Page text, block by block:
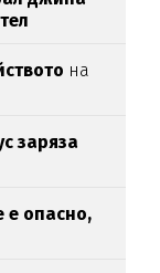
на
заряза
е опасно,